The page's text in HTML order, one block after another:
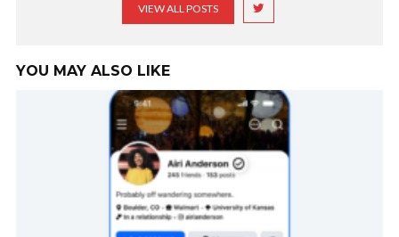
VIEW ALL POSTS
YOU MAY ALSO LIKE